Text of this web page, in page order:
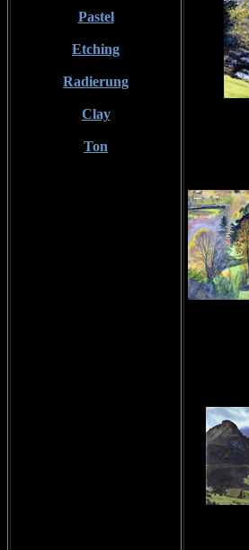
Pastel
Etching
Radierung
Clay
Ton